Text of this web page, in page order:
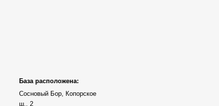
База расположена:
Сосновый Бор, Копорское
ш., 2